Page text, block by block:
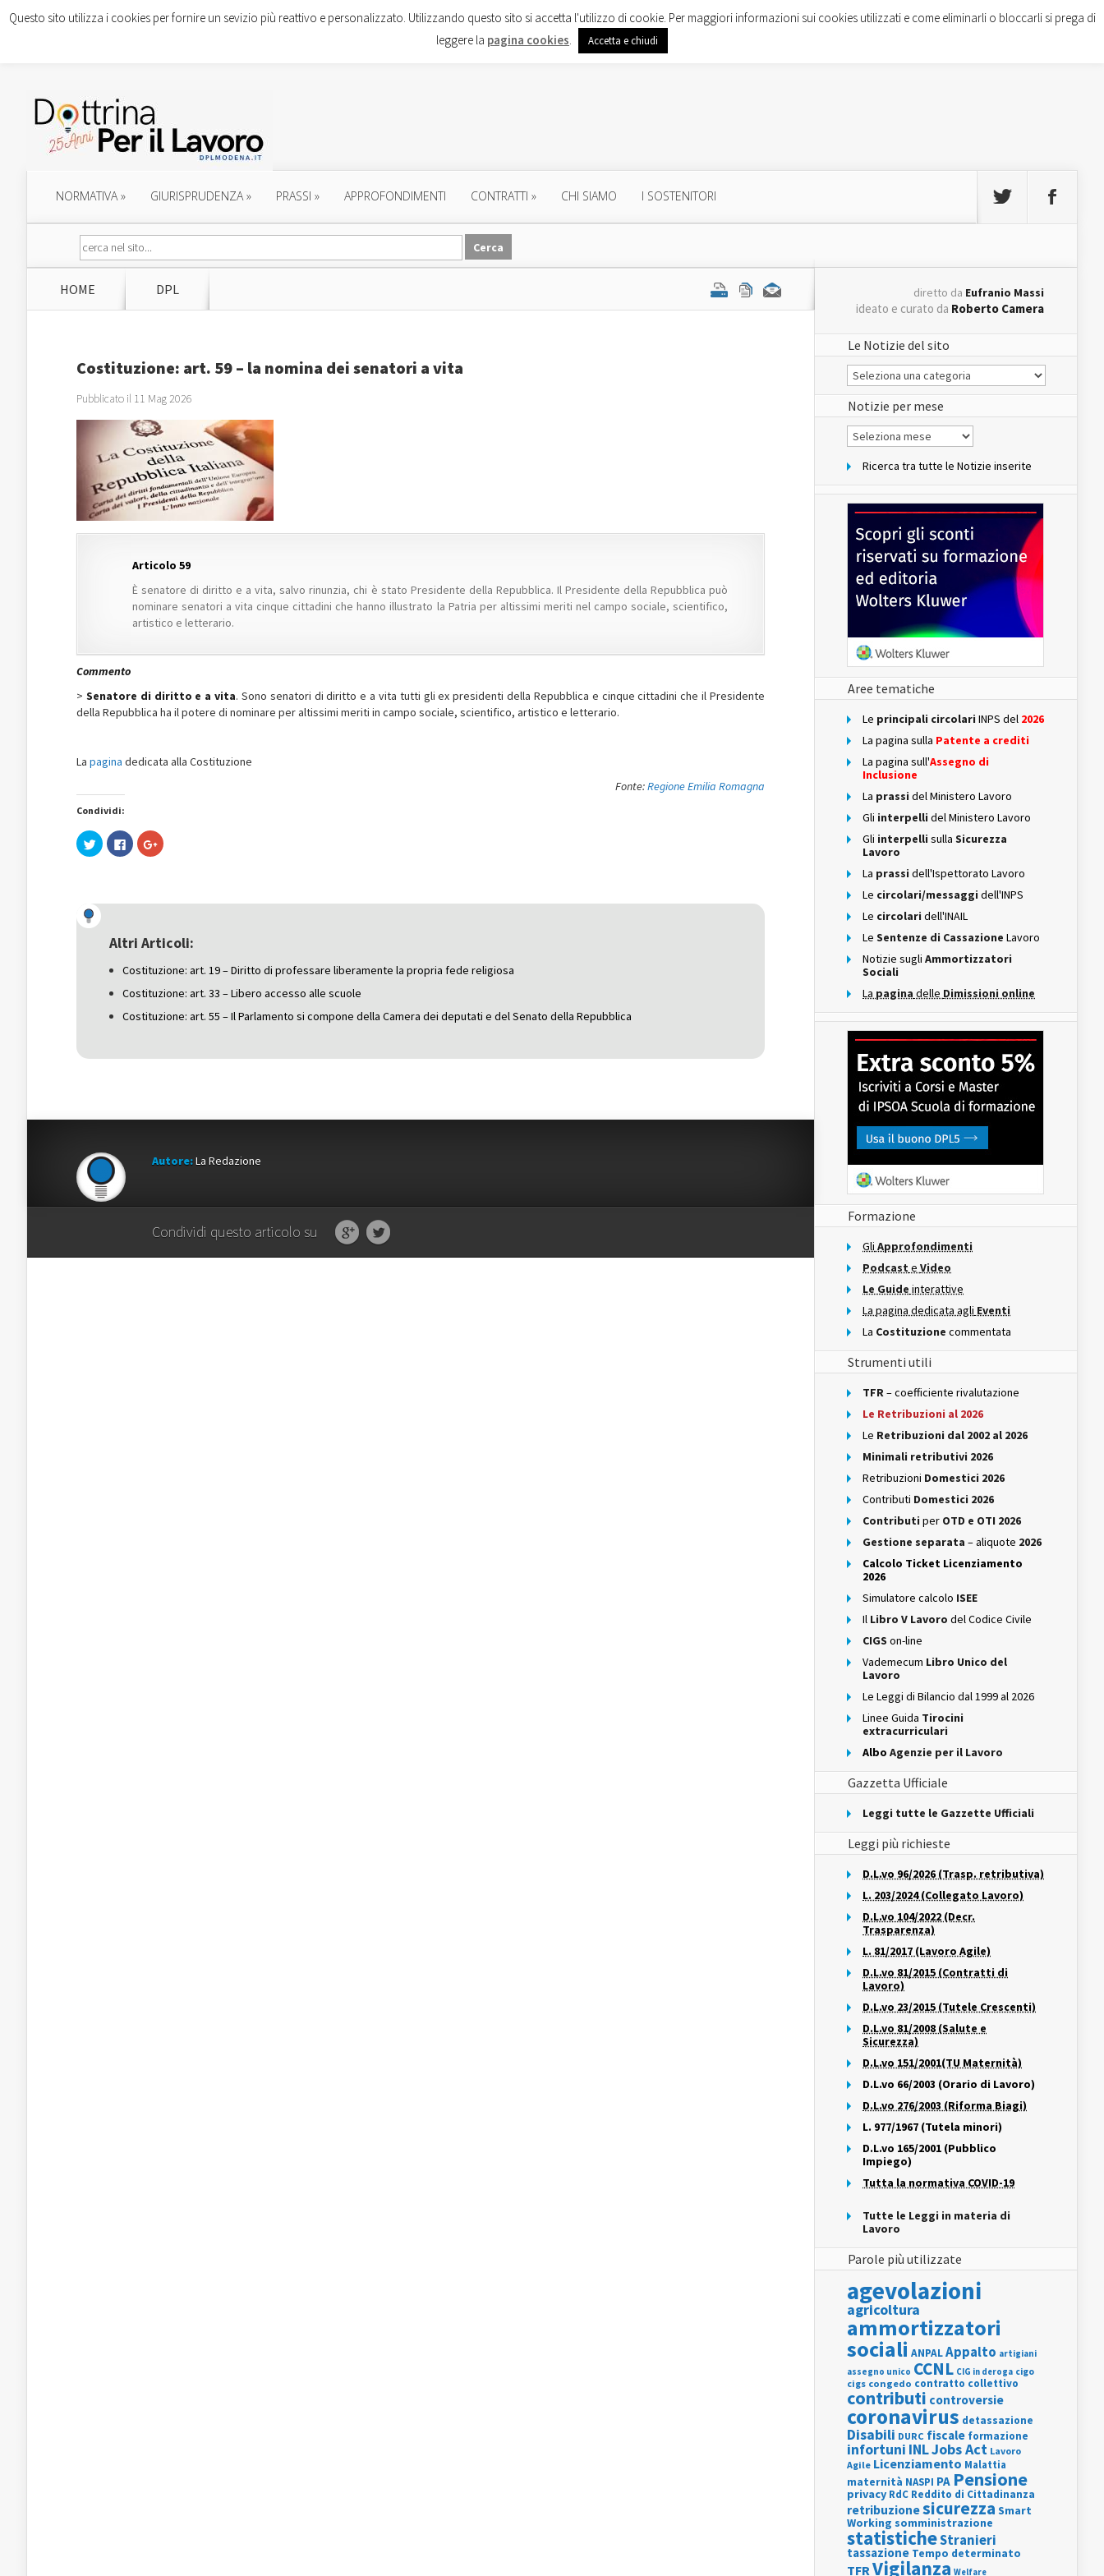
NORMATIVA» GIURISPRUDENZA» PRASSI » APPROFONDIMENTI CONTRATTI » CHI SIAMO I SOSTENITORI
HOME DPL
Costituzione: art. 59 – la nomina dei senatori a vita
Pubblicato il 11 Mag 2026
Articolo 59
È senatore di diritto e a vita, salvo rinunzia, chi è stato Presidente della Repubblica. Il Presidente della Repubblica può
nominare senatori a vita cinque cittadini che hanno illustrato la Patria per altissimi meriti nel campo sociale, scientifico,
artistico e letterario.
Commento
> Senatore di diritto e a vita. Sono senatori di diritto e a vita tutti gli ex presidenti della Repubblica e cinque cittadini che il Presidente
della Repubblica ha il potere di nominare per altissimi meriti in campo sociale, scientifico, artistico e letterario.
La pagina dedicata alla Costituzione
Fonte:Regione Emilia Romagna
Condividi:
Fai
clic
(Si
apre
una
nuova
Fai
clic
nuova
finestra)
Fai
clic
una
nuova
Altri Articoli:
Costituzione: art. 19 – Diritto di professare liberamente la propria fede religiosa
Costituzione: art. 33 – Libero accesso alle scuole
Costituzione: art. 55 – Il Parlamento si compone della Camera dei deputati e del Senato della Repubblica
Autore:La Redazione
Condividi questo articolo su
diretto da Eufranio Massi
ideato e curato da Roberto Camera
Le Notizie del sito
Le
Notizie
del
sito
Notizie per mese
Notizie
per
Ricerca tra tutte le Notizie inserite
Aree tematiche
Le principali circolari INPS del 2026
La pagina sulla Patente a crediti
La pagina sull'Assegno di
Inclusione
La prassi del Ministero Lavoro
Gli interpelli del Ministero Lavoro
Gli interpelli sulla Sicurezza
Lavoro
La prassi dell'Ispettorato Lavoro
Le circolari/messaggi dell'INPS
Le circolari dell'INAIL
Le Sentenze di Cassazione Lavoro
Notizie sugli Ammortizzatori
Sociali
La pagina delle Dimissioni online
Formazione
Gli Approfondimenti
Podcast e Video
Le Guide interattive
La pagina dedicata agli Eventi
La Costituzione commentata
Strumenti utili
TFR– coefficiente rivalutazione
Le Retribuzioni al 2026
Le Retribuzioni dal 2002 al 2026
Minimali retributivi 2026
Retribuzioni Domestici 2026
Contributi Domestici 2026
Contributi per OTD e OTI 2026
Gestione separata – aliquote 2026
Calcolo Ticket Licenziamento
2026
Simulatore calcolo ISEE
Il Libro V Lavoro del Codice Civile
CIGS on-line
Vademecum Libro Unico del
Lavoro
Le Leggi di Bilancio dal 1999 al 2026
Linee Guida Tirocini
extracurriculari
Albo Agenzie per il Lavoro
Gazzetta Ufficiale
Leggi tutte le Gazzette Ufficiali
Leggi più richieste
D.L.vo 96/2026 (Trasp. retributiva)
L. 203/2024 (Collegato Lavoro)
D.L.vo 104/2022 (Decr.
Trasparenza)
L. 81/2017 (Lavoro Agile)
D.L.vo 81/2015 (Contratti di
Lavoro)
D.L.vo 23/2015 (Tutele Crescenti)
D.L.vo 81/2008 (Salute e
Sicurezza)
D.L.vo 151/2001(TU Maternità)
D.L.vo 66/2003 (Orario di Lavoro)
D.L.vo 276/2003 (Riforma Biagi)
L. 977/1967 (Tutela minori)
D.L.vo 165/2001 (Pubblico
Impiego)
Tutta la normativa COVID-19
Tutte le Leggi in materia di
Lavoro
Parole più utilizzate
agevolazioni
agricoltura
ammortizzatori
sociali ANPALAppalto artigiani
assegno unico CCNL CIG in deroga cigo
cigs congedo contratto collettivo
contributi controversie
coronavirus detassazione
Disabili DURC fiscale formazione
infortuni INLJobs Act Lavoro
Agile Licenziamento Malattia
maternità NASPI PA Pensione
privacy RdC Reddito di Cittadinanza
retribuzionesicurezza Smart
Working somministrazione
statisticheStranieri
tassazione Tempo determinato
TFRVigilanza Welfare
Questo sito utilizza i cookies per fornire un sevizio più reattivo e personalizzato. Utilizzando questo sito si accetta l'utilizzo di cookie. Per maggiori informazioni sui cookies utilizzati e come eliminarli o bloccarli si prega di
leggere la pagina cookies. Accetta e chiudi